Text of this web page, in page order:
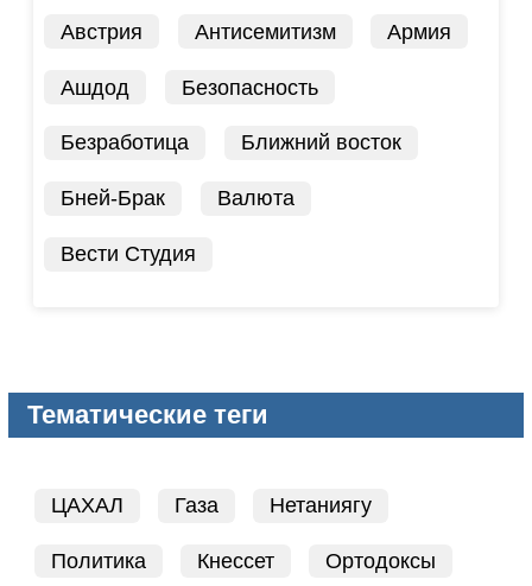
Австрия Антисемитизм Армия
Ашдод Безопасность
Безработица Ближний восток
Бней-Брак Валюта
Вести Студия
Тематические теги
ЦАХАЛ Газа Нетаниягу
Политика Кнессет Ортодоксы